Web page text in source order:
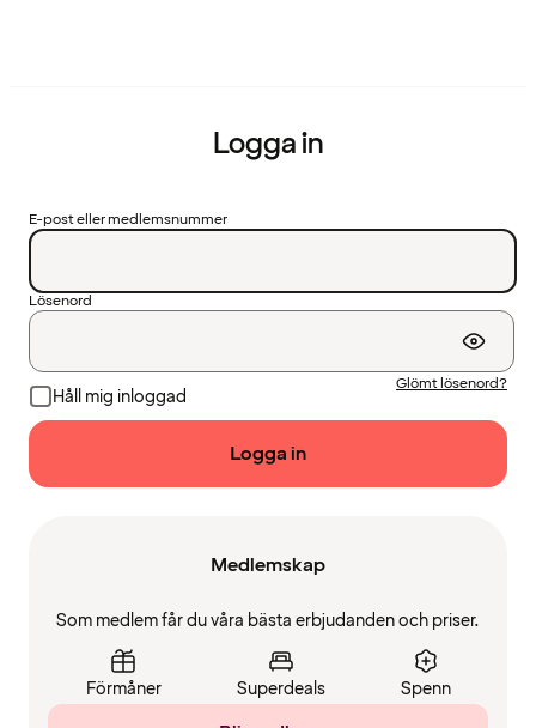
Logga in
E-post eller medlemsnummer
Lösenord
Håll mig inloggad
Glömt lösenord?
Logga in
Medlemskap
Som medlem får du våra bästa erbjudanden och priser.
Förmåner Superdeals Spenn